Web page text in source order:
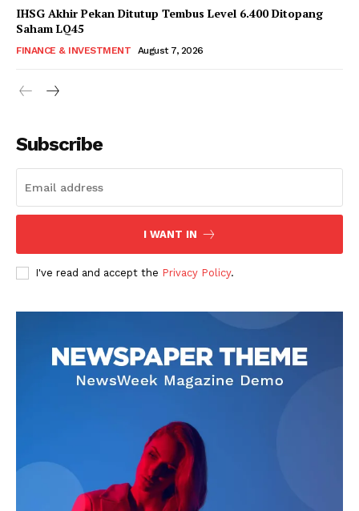
IHSG Akhir Pekan Ditutup Tembus Level 6.400 Ditopang
Saham LQ45
FINANCE & INVESTMENT August 7, 2026
Subscribe
I WANT IN
I've read and accept the Privacy Policy.